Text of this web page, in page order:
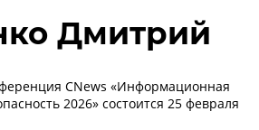
Дмитрий
CNews «Информационная
2026» состоится 25 февраля